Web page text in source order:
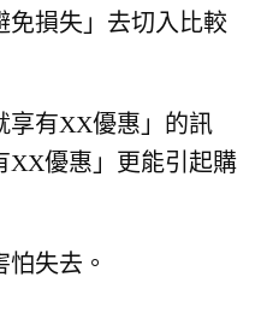
免損失」去切入比較
享有XX優惠」的訊
XX優惠」更能引起購
失去。